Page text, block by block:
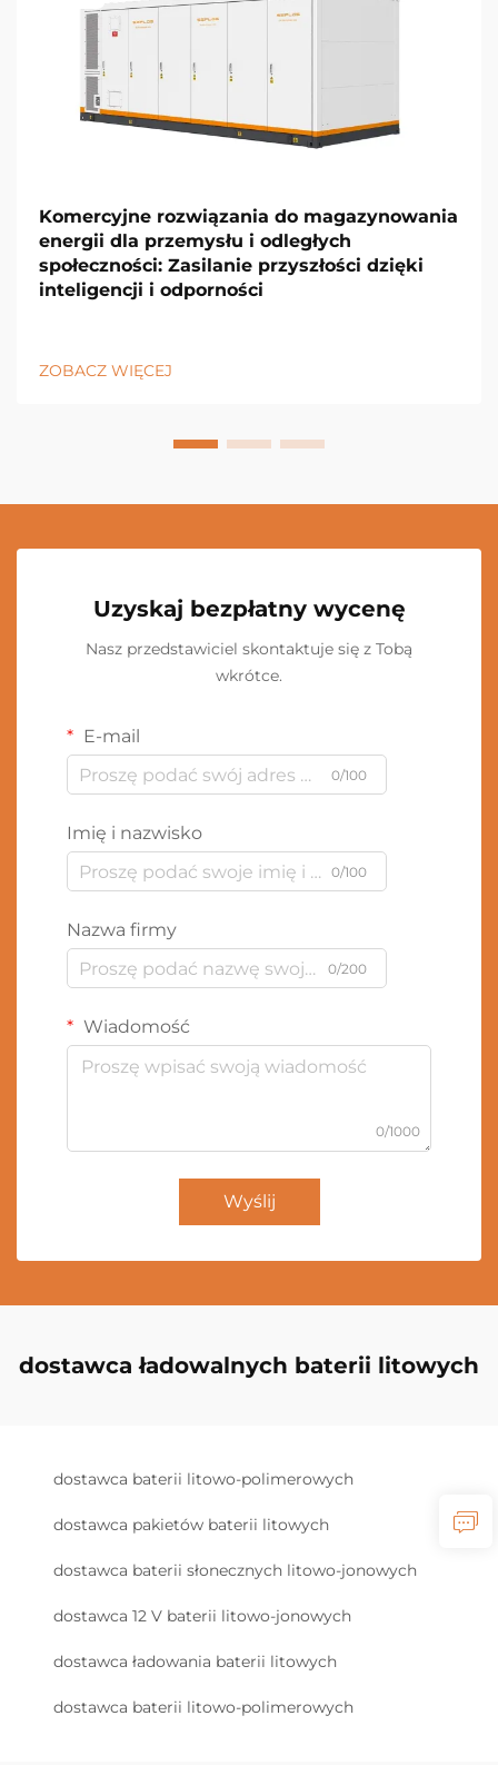
Komercyjne rozwiązania do magazynowania
energii dla przemysłu i odległych
społeczności: Zasilanie przyszłości dzięki
inteligencji i odporności
ZOBACZ WIĘCEJ
Uzyskaj bezpłatny wycenę
Nasz przedstawiciel skontaktuje się z Tobą
wkrótce.
E-mail
0/100
Imię i nazwisko
0/100
Nazwa firmy
0/200
Wiadomość
0/1000
Wyślij
dostawca ładowalnych baterii litowych
dostawca baterii litowo-polimerowych
dostawca pakietów baterii litowych
dostawca baterii słonecznych litowo-jonowych
dostawca 12 V baterii litowo-jonowych
dostawca ładowania baterii litowych
dostawca baterii litowo-polimerowych